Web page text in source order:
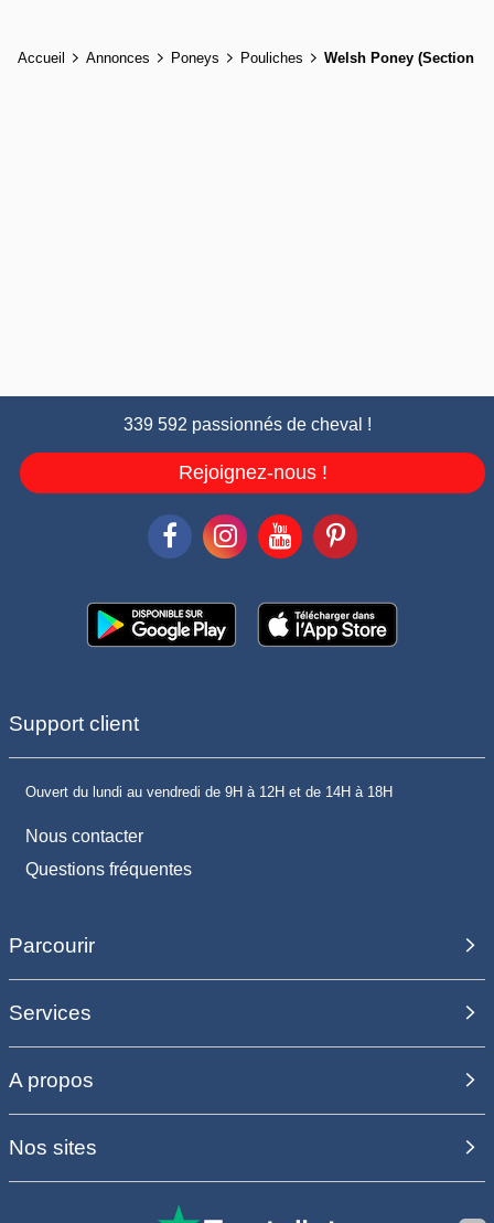
Accueil Annonces Poneys Pouliches Welsh Poney (Section
339 592 passionnés de cheval !
Rejoignez-nous !
Support client
Ouvert du lundi au vendredi de 9H à 12H et de 14H à 18H
Nous contacter
Questions fréquentes
Parcourir
Services
A propos
Nos sites